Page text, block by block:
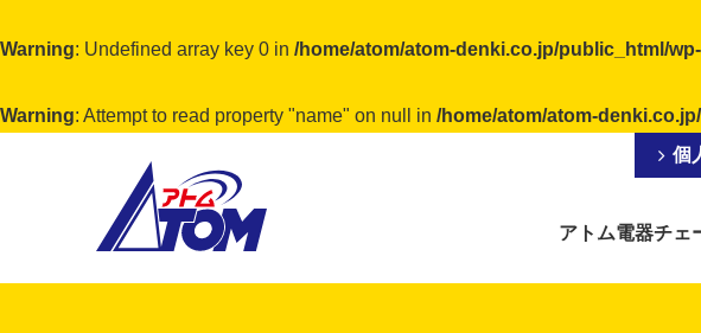
Warning: Undefined array key 0 in /home/atom/atom-denki.co.jp/public_html/
Warning: Attempt to read property "name" on null in /home/atom/atom-
アトム電器チェ
個